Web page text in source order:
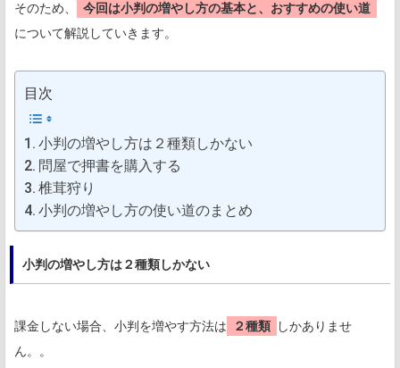
そのため、
今回は小判の増やし方の基本と、おすすめの使い道
について解説していきます。
目次
小判の増やし方は２種類しかない
問屋で押書を購入する
椎茸狩り
小判の増やし方の使い道のまとめ
小判の増やし方は２種類しかない
課金しない場合、小判を増やす方法は ２種類
しかありませ
ん。。